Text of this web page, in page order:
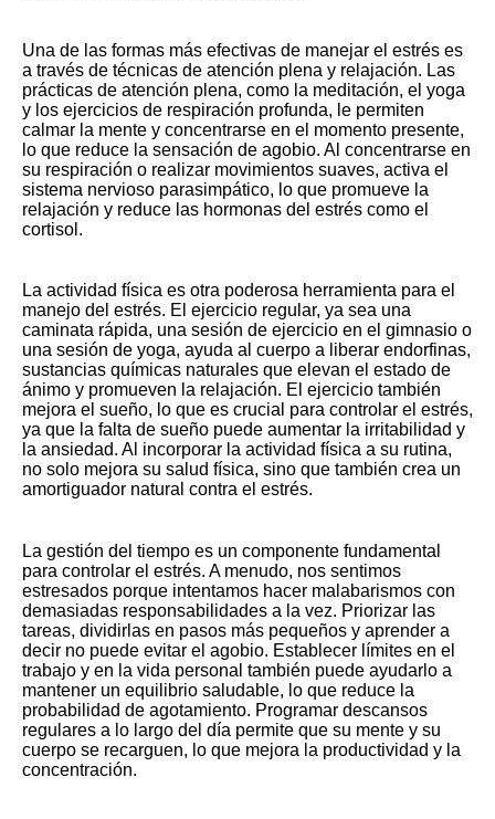
Una de las formas más efectivas de manejar el estrés es
a través de técnicas de atención plena y relajación. Las
prácticas de atención plena, como la meditación, el yoga
y los ejercicios de respiración profunda, le permiten
calmar la mente y concentrarse en el momento presente,
lo que reduce la sensación de agobio. Al concentrarse en
su respiración o realizar movimientos suaves, activa el
sistema nervioso parasimpático, lo que promueve la
relajación y reduce las hormonas del estrés como el
cortisol.
La actividad física es otra poderosa herramienta para el
manejo del estrés. El ejercicio regular, ya sea una
caminata rápida, una sesión de ejercicio en el gimnasio o
una sesión de yoga, ayuda al cuerpo a liberar endorfinas,
sustancias químicas naturales que elevan el estado de
ánimo y promueven la relajación. El ejercicio también
mejora el sueño, lo que es crucial para controlar el estrés,
ya que la falta de sueño puede aumentar la irritabilidad y
la ansiedad. Al incorporar la actividad física a su rutina,
no solo mejora su salud física, sino que también crea un
amortiguador natural contra el estrés.
La gestión del tiempo es un componente fundamental
para controlar el estrés. A menudo, nos sentimos
estresados ​​porque intentamos hacer malabarismos con
demasiadas responsabilidades a la vez. Priorizar las
tareas, dividirlas en pasos más pequeños y aprender a
decir no puede evitar el agobio. Establecer límites en el
trabajo y en la vida personal también puede ayudarlo a
mantener un equilibrio saludable, lo que reduce la
probabilidad de agotamiento. Programar descansos
regulares a lo largo del día permite que su mente y su
cuerpo se recarguen, lo que mejora la productividad y la
concentración.